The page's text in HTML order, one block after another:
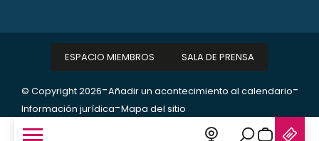
© Copyright 2026-Añadir un acontecimiento al calendario-
Información jurídica-Mapa del sitio
ESPACIO MIEMBROS SALA DE PRENSA